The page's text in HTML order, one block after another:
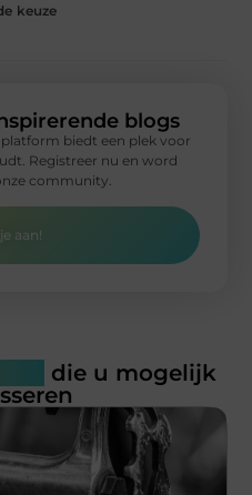
keuze
blogs
biedt een plek voor
Registreer nu en word
community.
aan!
die u mogelijk